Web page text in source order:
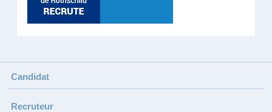
Candidat
Recruteur